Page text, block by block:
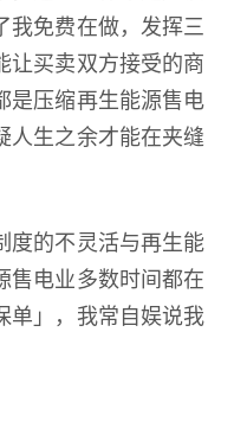
我免费在做，发挥三
让买卖双方接受的商
是压缩再生能源售电
人生之余才能在夹缝
的不灵活与再生能
售电业多数时间都在
单」，我常自娱说我